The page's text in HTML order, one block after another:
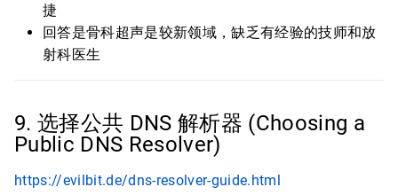
捷
回答是骨科超声是较新领域，缺乏有经验的技师和放
射科医生
9. 选择公共 DNS 解析器 (Choosing a
Public DNS Resolver)
https://evilbit.de/dns-resolver-guide.html